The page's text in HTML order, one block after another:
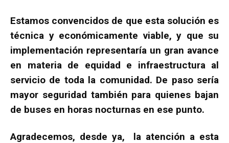
Estamos convencidos de que esta solución es
técnica y económicamente viable, y que su
implementación representaría un gran avance
en materia de equidad e infraestructura al
servicio de toda la comunidad. De paso sería
mayor seguridad también para quienes bajan
de buses en horas nocturnas en ese punto.
Agradecemos, desde ya, la atención a esta